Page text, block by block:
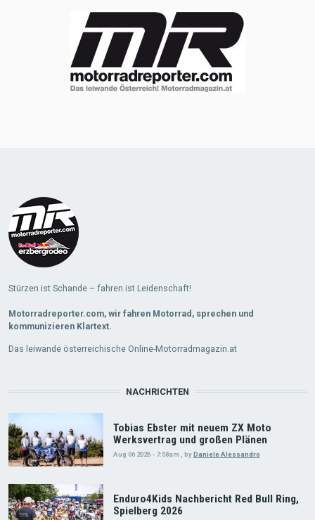
Stürzen ist Schande – fahren ist Leidenschaft!
Motorradreporter.com, wir fahren Motorrad, sprechen und
kommunizieren Klartext.
Das leiwande österreichische Online-Motorradmagazin.at
NACHRICHTEN
Tobias Ebster mit neuem ZX Moto
Werksvertrag und großen Plänen
Aug 06 2026 - 7:58am , by Daniele Alessandro
Enduro4Kids Nachbericht Red Bull Ring,
Spielberg 2026